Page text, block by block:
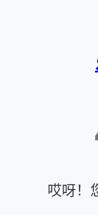
哎呀！